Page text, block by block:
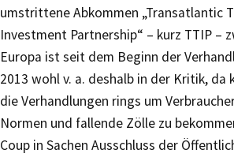
umstrittene Abkommen „Transatlantic
Investment Partnership“ – kurz TTIP –
Europa ist seit dem Beginn der
2013 wohl v. a. deshalb in der Kritik, da
die Verhandlungen rings um
Normen und fallende Zölle zu
Coup in Sachen Ausschluss der